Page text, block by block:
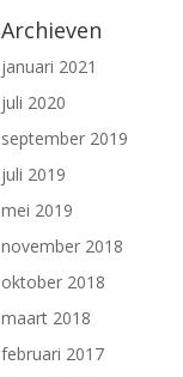
Archieven
januari 2021
juli 2020
september 2019
juli 2019
mei 2019
november 2018
oktober 2018
maart 2018
februari 2017